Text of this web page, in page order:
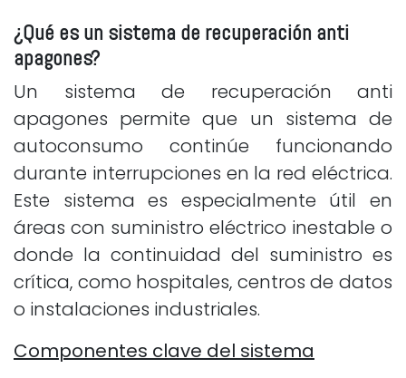
¿Qué es un sistema de recuperación anti
apagones?
Un sistema de recuperación anti
apagones permite que un sistema de
autoconsumo continúe funcionando
durante interrupciones en la red eléctrica.
Este sistema es especialmente útil en
áreas con suministro eléctrico inestable o
donde la continuidad del suministro es
crítica, como hospitales, centros de datos
o instalaciones industriales.
Componentes clave del sistema